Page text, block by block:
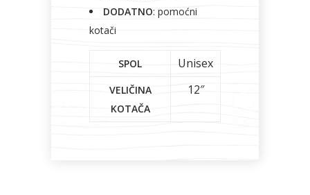
DODATNO: pomoćni
kotači
SPOL Unisex
VELIČINA
KOTAČA
12″